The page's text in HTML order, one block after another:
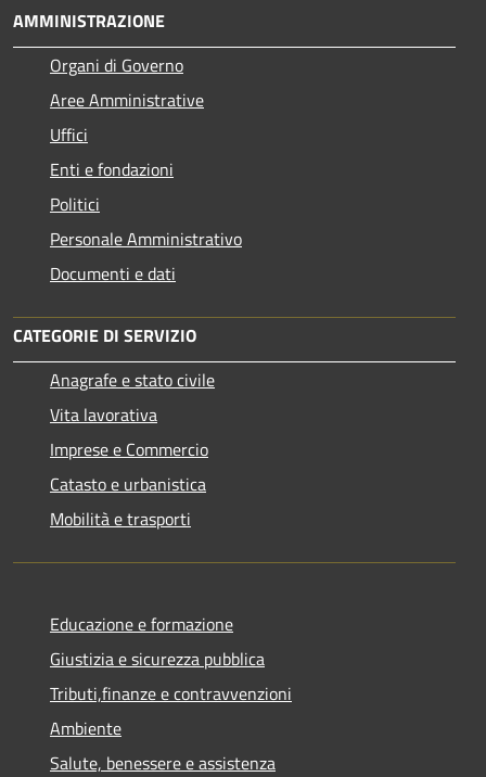
AMMINISTRAZIONE
Organi di Governo
Aree Amministrative
Uffici
Enti e fondazioni
Politici
Personale Amministrativo
Documenti e dati
CATEGORIE DI SERVIZIO
Anagrafe e stato civile
Vita lavorativa
Imprese e Commercio
Catasto e urbanistica
Mobilità e trasporti
Educazione e formazione
Giustizia e sicurezza pubblica
Tributi,finanze e contravvenzioni
Ambiente
Salute, benessere e assistenza